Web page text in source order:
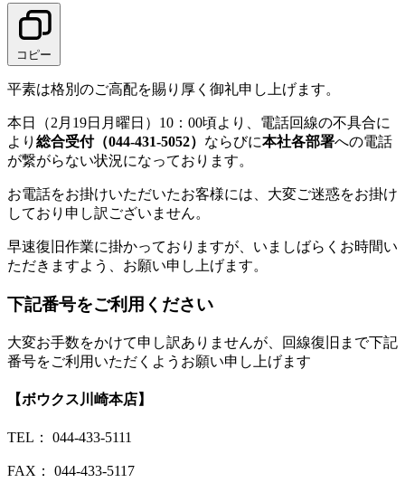
コピー
平素は格別のご高配を賜り厚く御礼申し上げます。
本日（2月19日月曜日）10：00頃より、電話回線の不具合に
より 総合受付（044-431-5052） ならびに本社各部署への電話
が繋がらない状況になっております。
お電話をお掛けいただいたお客様には、大変ご迷惑をお掛け
しており申し訳ございません。
早速復旧作業に掛かっておりますが、いましばらくお時間い
ただきますよう、お願い申し上げます。
下記番号をご利用ください
大変お手数をかけて申し訳ありませんが、回線復旧まで下記
番号をご利用いただくようお願い申し上げます
【ボウクス川崎本店】
TEL： 044-433-5111
FAX： 044-433-5117